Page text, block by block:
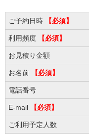
ご予約日時 【必須】
利用頻度 【必須】
お見積り金額
お名前 【必須】
電話番号
E-mail 【必須】
ご利用予定人数